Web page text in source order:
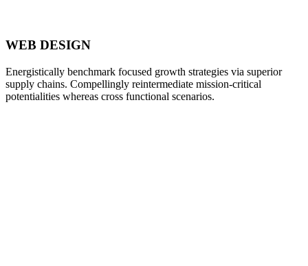
WEB DESIGN
Energistically benchmark focused growth strategies via superior
supply chains. Compellingly reintermediate mission-critical
potentialities whereas cross functional scenarios.